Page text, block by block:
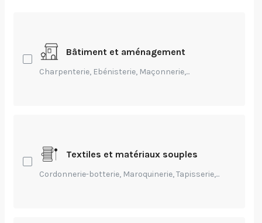
Bâtiment et aménagement
Charpenterie, Ebénisterie, Maçonnerie,...
Textiles et matériaux souples
Cordonnerie-botterie, Maroquinerie, Tapisserie,...